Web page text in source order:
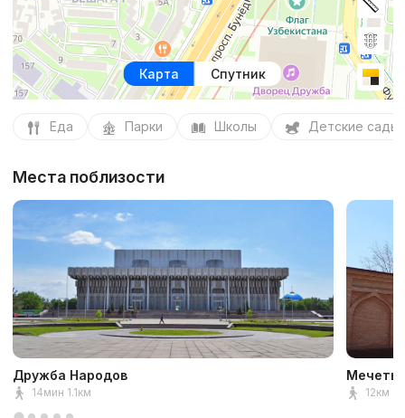
Карта Спутник
Еда Парки Школы Детские сады
Места поблизости
Дружба Народов
14мин 1.1км
Мечеть
12км